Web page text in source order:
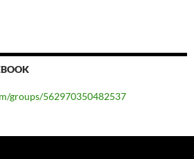
groups/562970350482537